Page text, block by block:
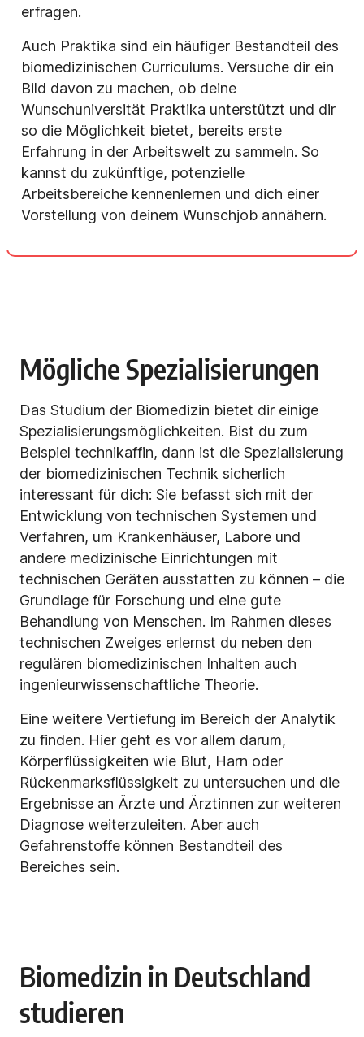
erfragen.
Auch Praktika sind ein häufiger Bestandteil des
biomedizinischen Curriculums. Versuche dir ein
Bild davon zu machen, ob deine
Wunschuniversität Praktika unterstützt und dir
so die Möglichkeit bietet, bereits erste
Erfahrung in der Arbeitswelt zu sammeln. So
kannst du zukünftige, potenzielle
Arbeitsbereiche kennenlernen und dich einer
Vorstellung von deinem Wunschjob annähern.
Mögliche Spezialisierungen
Das Studium der Biomedizin bietet dir einige
Spezialisierungsmöglichkeiten. Bist du zum
Beispiel technikaffin, dann ist die Spezialisierung
der biomedizinischen Technik sicherlich
interessant für dich: Sie befasst sich mit der
Entwicklung von technischen Systemen und
Verfahren, um Krankenhäuser, Labore und
andere medizinische Einrichtungen mit
technischen Geräten ausstatten zu können – die
Grundlage für Forschung und eine gute
Behandlung von Menschen. Im Rahmen dieses
technischen Zweiges erlernst du neben den
regulären biomedizinischen Inhalten auch
ingenieurwissenschaftliche Theorie.
Eine weitere Vertiefung im Bereich der Analytik
zu finden. Hier geht es vor allem darum,
Körperflüssigkeiten wie Blut, Harn oder
Rückenmarksflüssigkeit zu untersuchen und die
Ergebnisse an Ärzte und Ärztinnen zur weiteren
Diagnose weiterzuleiten. Aber auch
Gefahrenstoffe können Bestandteil des
Bereiches sein.
Biomedizin in Deutschland
studieren